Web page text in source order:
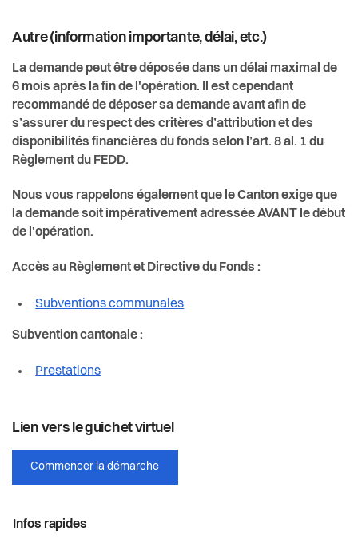
Autre (information importante, délai, etc.)
La demande peut être déposée dans un délai maximal de
6 mois après la fin de l'opération. Il est cependant
recommandé de déposer sa demande avant afin de
s’assurer du respect des critères d’attribution et des
disponibilités financières du fonds selon l’art. 8 al. 1 du
Règlement du FEDD.
Nous vous rappelons également que le Canton exige que
la demande soit impérativement adressée AVANT le début
de l'opération.
Accès au Règlement et Directive du Fonds :
Subventions communales
Subvention cantonale :
Prestations
Lien vers le guichet virtuel
Commencer la démarche
Infos rapides